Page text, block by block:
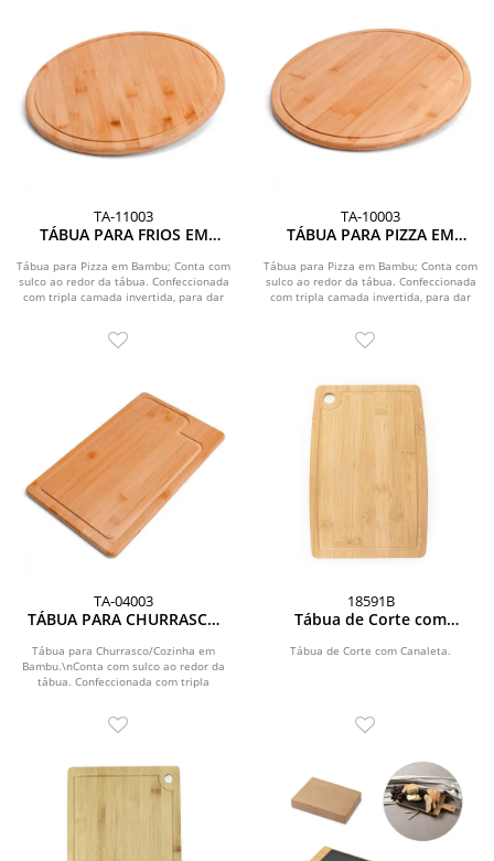
TA-11003
TÁBUA PARA FRIOS EM
Tábua para Pizza em Bambu; Conta com
sulco ao redor da tábua. Confeccionada
com tripla camada invertida, para dar
TA-10003
TÁBUA PARA PIZZA EM
Tábua para Pizza em Bambu; Conta com
sulco ao redor da tábua. Confeccionada
com tripla camada invertida, para dar
TA-04003
TÁBUA PARA CHURRASCO
Tábua para Churrasco/Cozinha em
Bambu.\nConta com sulco ao redor da
tábua. Confeccionada com tripla
18591B
Tábua de Corte com
Tábua de Corte com Canaleta.